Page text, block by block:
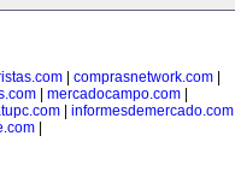
comprasnetwork.com
| mercadocampo.com|
informesdemercado.com
|